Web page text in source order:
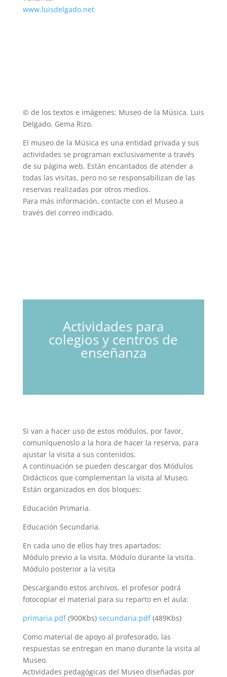
www.luisdelgado.net
© de los textos e imágenes: Museo de la Música. Luis
Delgado. Gema Rizo.
El museo de la Música es una entidad privada y sus
actividades se programan exclusivamente a través
de su página web. Están encantados de atender a
todas las visitas, pero no se responsabilizan de las
reservas realizadas por otros medios.
Para más información, contacte con el Museo a
través del correo indicado.
Actividades para
colegios y centros de
enseñanza
Si van a hacer uso de estos módulos, por favor,
comuníquenoslo a la hora de hacer la reserva, para
ajustar la visita a sus contenidos.
A continuación se pueden descargar dos Módulos
Didácticos que complementan la visita al Museo.
Están organizados en dos bloques:
Educación Primaria.
Educación Secundaria.
En cada uno de ellos hay tres apartados:
Módulo previo a la visita. Módulo durante la visita.
Módulo posterior a la visita
Descargando estos archivos, el profesor podrá
fotocopiar el material para su reparto en el aula:
primaria.pdf(900Kbs) secundaria.pdf(489Kbs)
Como material de apoyo al profesorado, las
respuestas se entregan en mano durante la visita al
Museo.
Actividades pedagógicas del Museo diseñadas por